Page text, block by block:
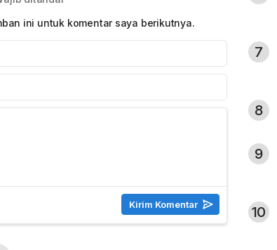
ini untuk komentar saya berikutnya.
7
8
9
10